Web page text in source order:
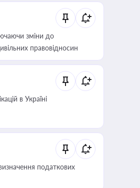
зміни до
правовідносин
в Україні
податкових